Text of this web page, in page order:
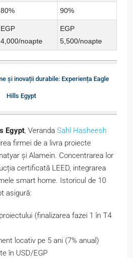
80% 90%
EGP
4,000/noapte
EGP
5,500/noapte
și inovații durabile: Experiența Eagle
Hills Egypt
Egypt, Veranda Sahl Hasheesh
firmei de a livra proiecte
și Alamein. Concentrarea lor
certificată LEED, integrarea
smart home. Istoricul de 10
asigură:
(finalizarea fazei 1 în T4
locativ pe 5 ani (7% anual)
în USD/EGP